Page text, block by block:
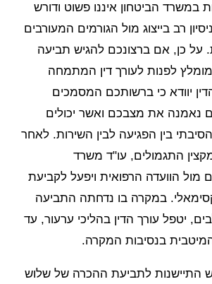
במשרד הביטחון איננו פשוט ודורש
רב בייצוג מול הגורמים המעורבים
כן, אם ברצונכם להגיש תביעה
לפנות לעורך דין המתמחה
יוודא כי ברשותכם המסמכים
נאמנה את מצבכם ואשר יכולים
בין הפגיעה לבין השירות. לאחר
התגמולים, עו"ד משרד
מול הוועדה הרפואית ויפעל לקביעת
במקרה בו נדחתה התביעה
יטפל עורך הדין בהליכי ערעור, עד
בנסיבות המקרה.
התיישנות לתביעת ההכרה של שלוש